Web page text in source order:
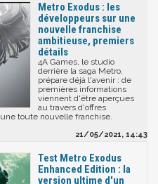
Metro Exodus : les
développeurs sur une
nouvelle franchise
ambitieuse, premiers
détails
4A Games, le studio
derrière la saga Metro,
prépare déjà l'avenir : de
premières informations
viennent d'être aperçues
au travers d'offres
toute nouvelle franchise.
21/05/2021, 14:43
Test Metro Exodus
Enhanced Edition : la
version ultime d'un